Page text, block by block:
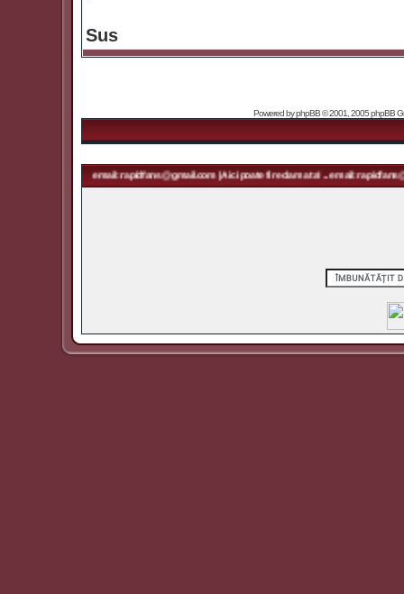
Sus
Powered byphpBB© 2001, 2005 phpBB
... email: rapidfans@gmail.com | Aici poate fi reclama ta! ... email: rapidfans@gmail.com